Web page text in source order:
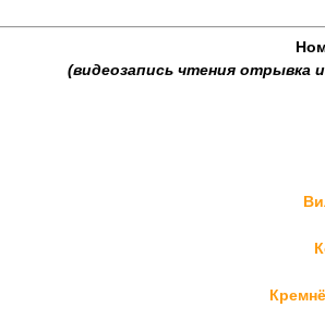
(видеозапись чтения отрывка